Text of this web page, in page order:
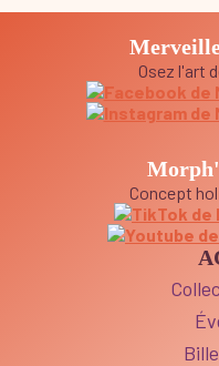
Osez l'art
Concept